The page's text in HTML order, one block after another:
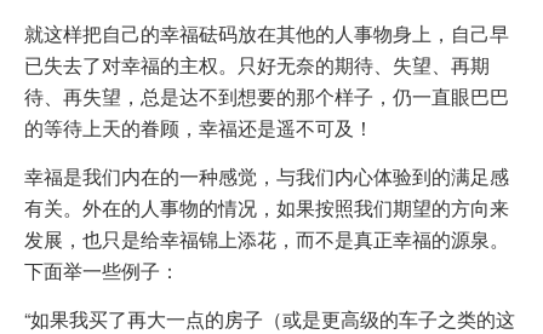
就这样把自己的幸福砝码放在其他的人事物身上，自己早
已失去了对幸福的主权。只好无奈的期待、失望、再期
待、再失望，总是达不到想要的那个样子，仍一直眼巴巴
的等待上天的眷顾，幸福还是遥不可及！
幸福是我们内在的一种感觉，与我们内心体验到的满足感
有关。外在的人事物的情况，如果按照我们期望的方向来
发展，也只是给幸福锦上添花，而不是真正幸福的源泉。
下面举一些例子：
“如果我买了再大一点的房子（或是更高级的车子之类的这